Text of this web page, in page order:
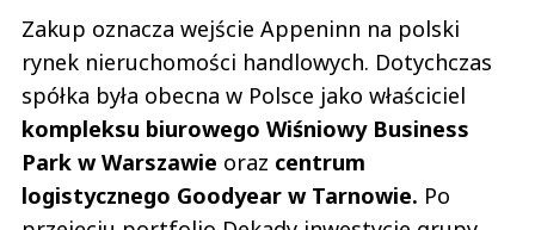
Zakup oznacza wejście Appeninn na polski
rynek nieruchomości handlowych. Dotychczas
spółka była obecna w Polsce jako właściciel
kompleksu biurowego Wiśniowy Business
Park w Warszawie oraz centrum
logistycznego Goodyear w Tarnowie. Po